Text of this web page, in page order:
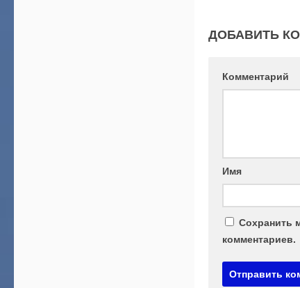
ДОБАВИТЬ
Комментарий
Имя
Сохранить
комментариев.